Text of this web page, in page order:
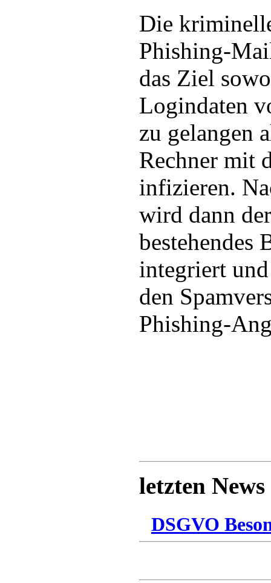
Die
Phishing-
das Ziel
Logindaten
zu gelangen
Rechner mit
infizieren.
wird dann
bestehendes
integriert
den
Phishing-
letzten News
DSGVO